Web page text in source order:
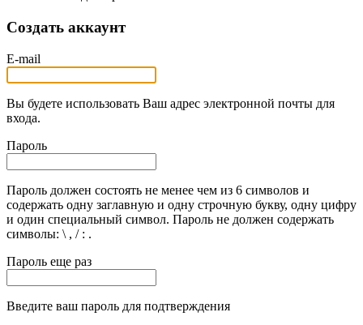
Создать аккаунт
E-mail
Вы будете использовать Ваш адрес электронной почты для
входа.
Пароль
Пароль должен состоять не менее чем из 6 символов и
содержать одну заглавную и одну строчную букву, одну цифру
и один специальный символ. Пароль не должен содержать
символы: \ , / : .
Пароль еще раз
Введите ваш пароль для подтверждения